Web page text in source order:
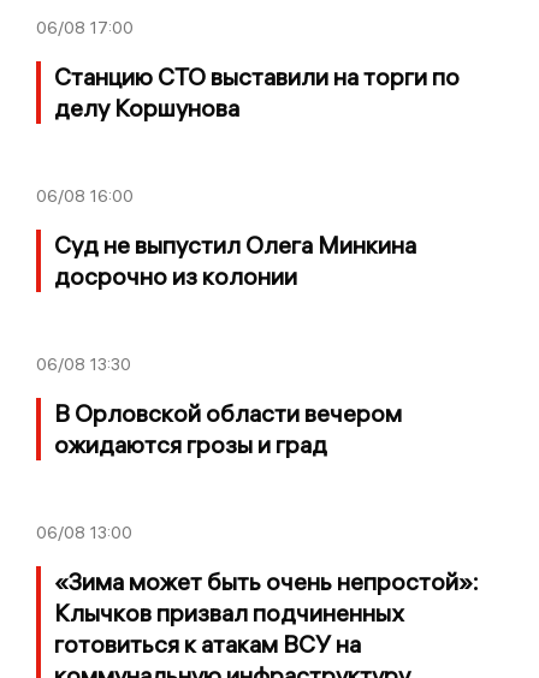
06/08 17:00
Станцию СТО выставили на торги по
делу Коршунова
06/08 16:00
Суд не выпустил Олега Минкина
досрочно из колонии
06/08 13:30
В Орловской области вечером
ожидаются грозы и град
06/08 13:00
«Зима может быть очень непростой»:
Клычков призвал подчиненных
готовиться к атакам ВСУ на